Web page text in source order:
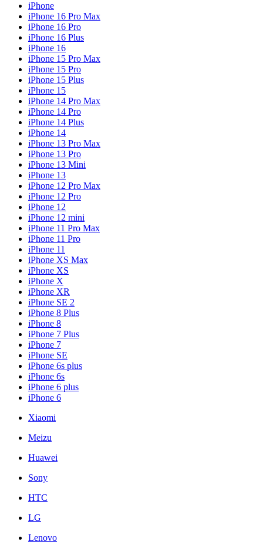
iPhone
iPhone 16 Pro Max
iPhone 16 Pro
iPhone 16 Plus
iPhone 16
iPhone 15 Pro Max
iPhone 15 Pro
iPhone 15 Plus
iPhone 15
iPhone 14 Pro Max
iPhone 14 Pro
iPhone 14 Plus
iPhone 14
iPhone 13 Pro Max
iPhone 13 Pro
iPhone 13 Mini
iPhone 13
iPhone 12 Pro Max
iPhone 12 Pro
iPhone 12
iPhone 12 mini
iPhone 11 Pro Max
iPhone 11 Pro
iPhone 11
iPhone XS Max
iPhone XS
iPhone X
iPhone XR
iPhone SE 2
iPhone 8 Plus
iPhone 8
iPhone 7 Plus
iPhone 7
iPhone SE
iPhone 6s plus
iPhone 6s
iPhone 6 plus
iPhone 6
Xiaomi
Meizu
Huawei
Sony
HTC
LG
Lenovo